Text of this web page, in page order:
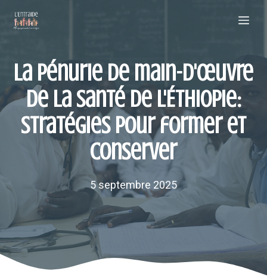
La pénurie de main-d'œuvre
de la santé de l'Éthiopie:
stratégies pour former et
conserver
5 septembre 2025